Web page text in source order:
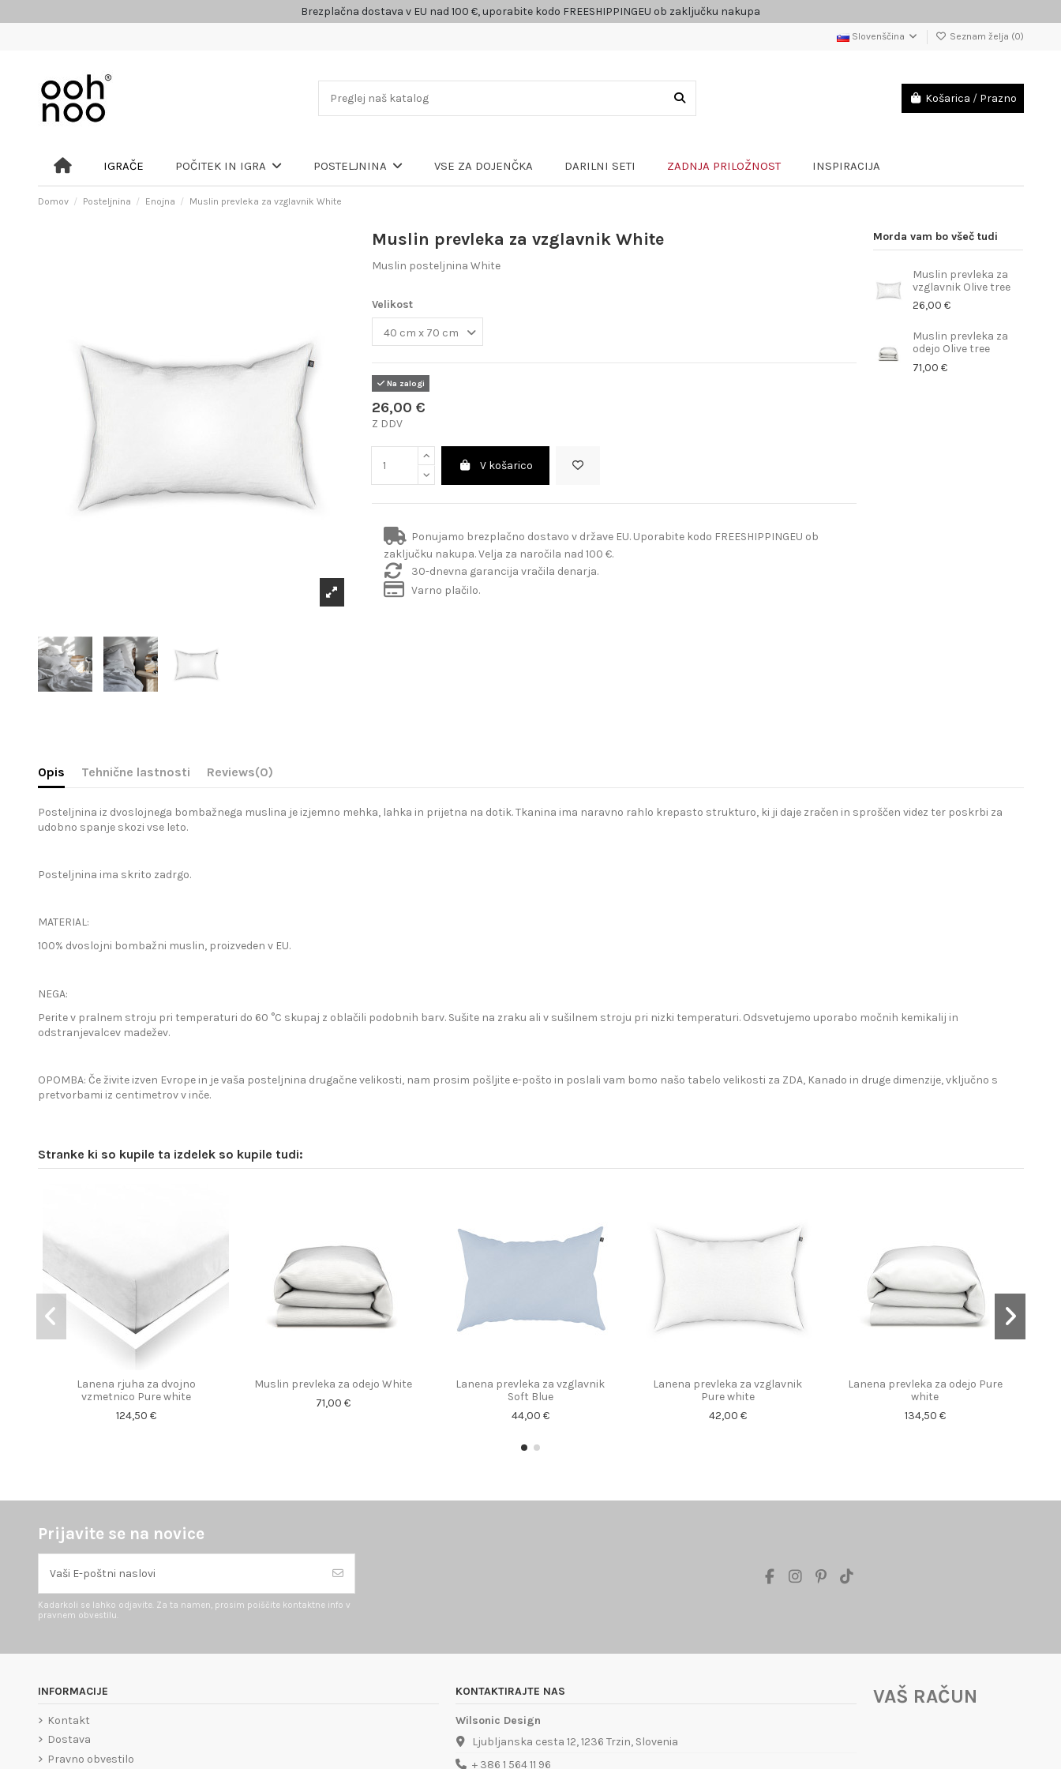
Brezplačna dostava v EU nad 100 €, uporabite kodo FREESHIPPINGEU ob zaključku nakupa
Slovenščina Seznam želja (0)
Košarica / Prazno
IGRAČE POČITEK IN IGRA POSTELJNINA VSE ZA DOJENČKA DARILNI SETI ZADNJA PRILOŽNOST INSPIRACIJA
Domov Posteljnina Enojna Muslin prevleka za vzglavnik White
Muslin prevleka za vzglavnik White
Muslin posteljnina White
Velikost
Na zalogi
26,00 €
Z DDV
V košarico
Ponujamo brezplačno dostavo v države EU. Uporabite kodo FREESHIPPINGEU ob
zaključku nakupa. Velja za naročila nad 100 €.
30-dnevna garancija vračila denarja.
Varno plačilo.
Morda vam bo všeč tudi
Muslin prevleka za
vzglavnik Olive tree
26,00 €
Muslin prevleka za
odejo Olive tree
71,00 €
Opis Tehnične lastnosti Reviews(0)
Posteljnina iz dvoslojnega bombažnega muslina je izjemno mehka, lahka in prijetna na dotik. Tkanina ima naravno rahlo krepasto strukturo, ki ji daje zračen in sproščen videz ter poskrbi za
udobno spanje skozi vse leto.
Posteljnina ima skrito zadrgo.
MATERIAL:
100% dvoslojni bombažni muslin, proizveden v EU.
NEGA:
Perite v pralnem stroju pri temperaturi do 60 °C skupaj z oblačili podobnih barv. Sušite na zraku ali v sušilnem stroju pri nizki temperaturi. Odsvetujemo uporabo močnih kemikalij in
odstranjevalcev madežev.
OPOMBA: Če živite izven Evrope in je vaša posteljnina drugačne velikosti, nam prosim pošljite e-pošto in poslali vam bomo našo tabelo velikosti za ZDA, Kanado in druge dimenzije, vključno s
pretvorbami iz centimetrov v inče.
Stranke ki so kupile ta izdelek so kupile tudi:
Lanena rjuha za dvojno
vzmetnico Pure white
124,50 €
Muslin prevleka za odejo White
71,00 €
Lanena prevleka za vzglavnik
Soft Blue
44,00 €
Lanena prevleka za vzglavnik
Pure white
42,00 €
Lanena prevleka za odejo Pure
white
134,50 €
Prijavite se na novice
Kadarkoli se lahko odjavite. Za ta namen, prosim poiščite kontaktne info v
pravnem obvestilu.
INFORMACIJE
Kontakt
Dostava
Pravno obvestilo
KONTAKTIRAJTE NAS
Wilsonic Design
Ljubljanska cesta 12, 1236 Trzin, Slovenia
+ 386 1 564 11 96
VAŠ RAČUN